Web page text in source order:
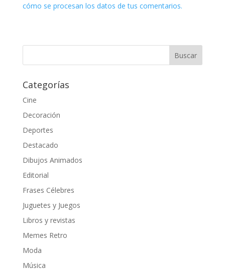
cómo se procesan los datos de tus comentarios.
Categorías
Cine
Decoración
Deportes
Destacado
Dibujos Animados
Editorial
Frases Célebres
Juguetes y Juegos
Libros y revistas
Memes Retro
Moda
Música